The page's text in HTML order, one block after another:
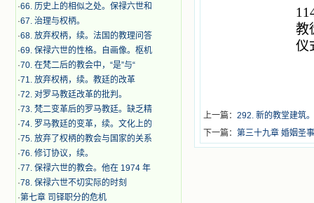
·66. 历史上的相似之处。保禄六世和
·67. 治理与权柄。
·68. 放弃权柄，续。法国的教理问答
·69. 保禄六世的性格。自画像。枢机
·70. 在梵二后的教会中，“是”与“
·71. 放弃权柄，续。教廷的改革
·72. 对罗马教廷改革的批判。
·73. 梵二变革后的罗马教廷。缺乏精
·74. 罗马教廷的变革，续。文化上的
·75. 放弃了权柄的教会与国家的关系
·76. 修订协议，续。
·77. 保禄六世的教会。他在 1974 年
·78. 保禄六世不切实际的时刻
·第七章 司铎职分的危机
教
仪
上一篇： 292. 新的教堂建筑。
下一篇： 第三十九章 婚姻圣事